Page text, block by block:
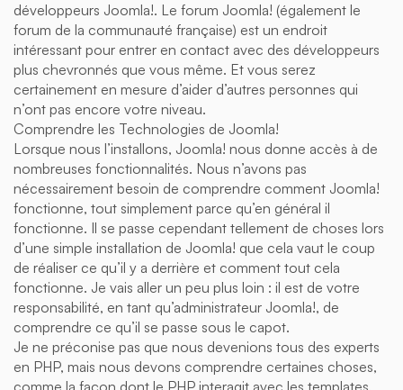
développeurs Joomla!. Le forum Joomla! (également le
forum de la communauté française) est un endroit
intéressant pour entrer en contact avec des développeurs
plus chevronnés que vous même. Et vous serez
certainement en mesure d’aider d’autres personnes qui
n’ont pas encore votre niveau.
Comprendre les Technologies de Joomla!
Lorsque nous l’installons, Joomla! nous donne accès à de
nombreuses fonctionnalités. Nous n’avons pas
nécessairement besoin de comprendre comment Joomla!
fonctionne, tout simplement parce qu’en général il
fonctionne. Il se passe cependant tellement de choses lors
d’une simple installation de Joomla! que cela vaut le coup
de réaliser ce qu’il y a derrière et comment tout cela
fonctionne. Je vais aller un peu plus loin : il est de votre
responsabilité, en tant qu’administrateur Joomla!, de
comprendre ce qu’il se passe sous le capot.
Je ne préconise pas que nous devenions tous des experts
en PHP, mais nous devons comprendre certaines choses,
comme la façon dont le PHP interagit avec les templates,